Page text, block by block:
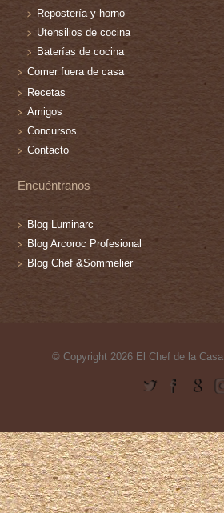
Repostería y horno
Utensilios de cocina
Baterías de cocina
Comer fuera de casa
Recetas
Amigos
Concursos
Contacto
Encuéntranos
Blog Luminarc
Blog Arcoroc Profesional
Blog Chef &Sommelier
© Copyright 2026 El Chef de la Casa